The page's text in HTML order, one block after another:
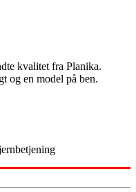
kvalitet fra Planika.
og en model på ben.